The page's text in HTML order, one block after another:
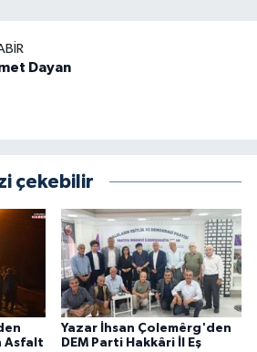
Dayan
çekebilir
Asfalt
Yazar İhsan Çolemêrg'den
DEM Parti Hakkâri İl Eş